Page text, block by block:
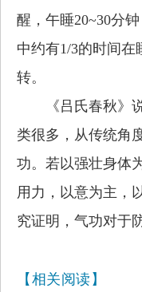
醒，午睡20~30分
中约有1/3的时间
转。
《吕氏春秋
类很多，从传统角
功。若以强壮身体
用力，以意为主，
究证明，气功对于
【相关阅读】